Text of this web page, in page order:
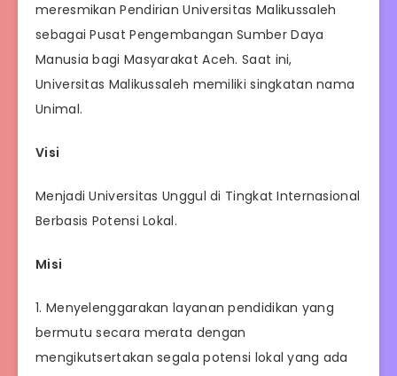
meresmikan Pendirian Universitas Malikussaleh
sebagai Pusat Pengembangan Sumber Daya
Manusia bagi Masyarakat Aceh. Saat ini,
Universitas Malikussaleh memiliki singkatan nama
Unimal.
Visi
Menjadi Universitas Unggul di Tingkat Internasional
Berbasis Potensi Lokal.
Misi
1. Menyelenggarakan layanan pendidikan yang
bermutu secara merata dengan
mengikutsertakan segala potensi lokal yang ada